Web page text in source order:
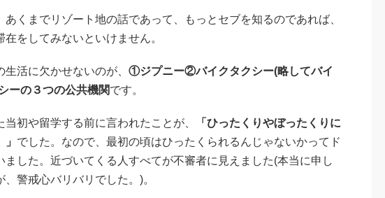
あくまでリゾート地の話であって、もっとセブを知るのであれば、
在をしてみないといけません。
生活に欠かせないのが、 ①ジプニー②バイクタクシー(略してバイ
ーの３つの公共機関です。
当初や留学する前に言われたことが、
「ひったくりやぼったくりに
でした。なので、最初の頃はひったくられるんじゃないかってド
ました。近づいてくる人すべてが不審者に見えました(本当に申し
、警戒心バリバリでした。)。